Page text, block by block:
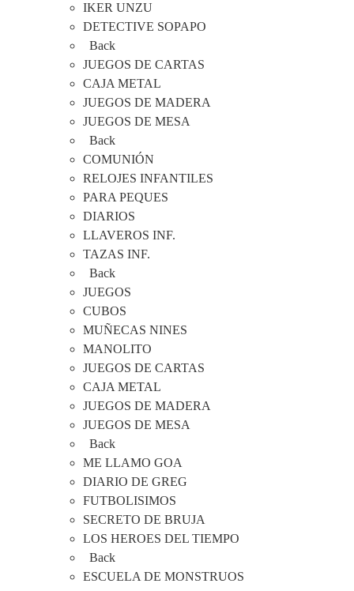
IKER UNZU
DETECTIVE SOPAPO
Back
JUEGOS DE CARTAS
CAJA METAL
JUEGOS DE MADERA
JUEGOS DE MESA
Back
COMUNIÓN
RELOJES INFANTILES
PARA PEQUES
DIARIOS
LLAVEROS INF.
TAZAS INF.
Back
JUEGOS
CUBOS
MUÑECAS NINES
MANOLITO
JUEGOS DE CARTAS
CAJA METAL
JUEGOS DE MADERA
JUEGOS DE MESA
Back
ME LLAMO GOA
DIARIO DE GREG
FUTBOLISIMOS
SECRETO DE BRUJA
LOS HEROES DEL TIEMPO
Back
ESCUELA DE MONSTRUOS